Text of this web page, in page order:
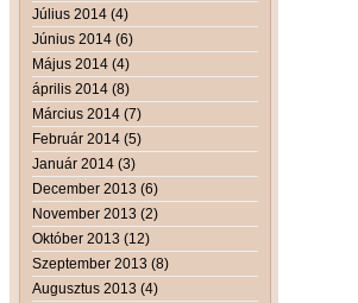
Július 2014 (4)
Június 2014 (6)
Május 2014 (4)
április 2014 (8)
Március 2014 (7)
Február 2014 (5)
Január 2014 (3)
December 2013 (6)
November 2013 (2)
Október 2013 (12)
Szeptember 2013 (8)
Augusztus 2013 (4)